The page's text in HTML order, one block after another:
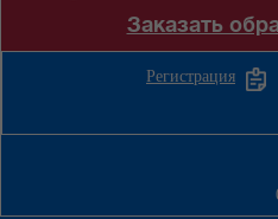
Заказать
Регистрация